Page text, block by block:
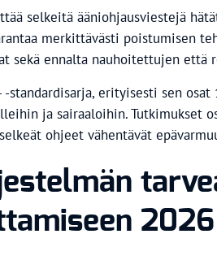
selkeitä ääniohjausviestejä
merkittävästi poistumisen
sekä ennalta nauhoitettujen että
standardisarja, erityisesti sen
ja sairaaloihin. Tutkimukset
ohjeet vähentävät
2026